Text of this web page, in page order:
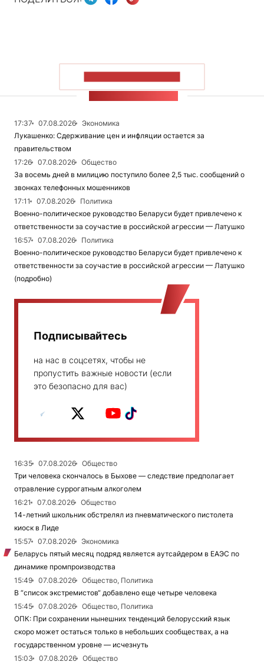
17:37 07.08.2026
Экономика
Лукашенко: Сдерживание цен и инфляции остается за
правительством
17:26
07.08.2026
Общество
За восемь дней в милицию поступило более 2,5 тыс. сообщений о
звонках телефонных мошенников
17:11
07.08.2026
Политика
Военно-политическое руководство Беларуси будет привлечено к
ответственности за соучастие в российской агрессии — Латушко
16:57
07.08.2026
Политика
Военно-политическое руководство Беларуси будет привлечено к
ответственности за соучастие в российской агрессии — Латушко
(подробно)
Подписывайтесь
на нас в соцсетях, чтобы не
пропустить важные новости (если
это безопасно для вас)
16:35 07.08.2026
Общество
Три человека скончалось в Быхове — следствие предполагает
отравление суррогатным алкоголем
16:21
07.08.2026
Общество
14-летний школьник обстрелял из пневматического пистолета
киоск в Лиде
15:57
07.08.2026
Экономика
Беларусь пятый месяц подряд является аутсайдером в ЕАЭС по
динамике промпроизводства
15:49
07.08.2026
Общество, Политика
В “список экстремистов“ добавлено еще четыре человека
15:45
07.08.2026
Общество, Политика
ОПК: При сохранении нынешних тенденций белорусский язык
скоро может остаться только в небольших сообществах, а на
государственном уровне — исчезнуть
15:03
07.08.2026
Общество